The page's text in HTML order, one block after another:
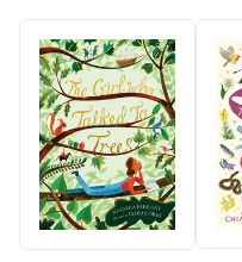
Adichie,Helen
Oyeyemi, Antjie Krog,
Nawal el Saadawi,
Sindiwe Magona,Chika
Uniqwe,Sarah Ladipo
Manyika,Elieshi Lema
Monica Arac de Nyeko
Promise Ogochukwu,
Leila Aboulela